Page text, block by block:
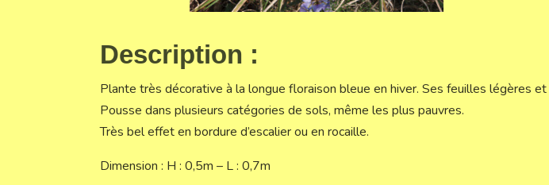
Description :
Plante très décorative à la longue floraison bleue en hiver. Ses feuilles légères
Pousse dans plusieurs catégories de sols, même les plus pauvres.
Très bel effet en bordure d’escalier ou en rocaille.
Dimension : H : 0,5m – L : 0,7m